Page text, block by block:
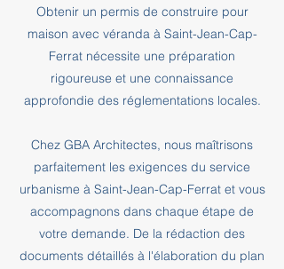
Obtenir un permis de construire pour
maison avec véranda à Saint-Jean-Cap-
Ferrat nécessite une préparation
rigoureuse et une connaissance
approfondie des réglementations locales.
Chez GBA Architectes, nous maîtrisons
parfaitement les exigences du service
urbanisme à Saint-Jean-Cap-Ferrat et vous
accompagnons dans chaque étape de
votre demande. De la rédaction des
documents détaillés à l'élaboration du plan